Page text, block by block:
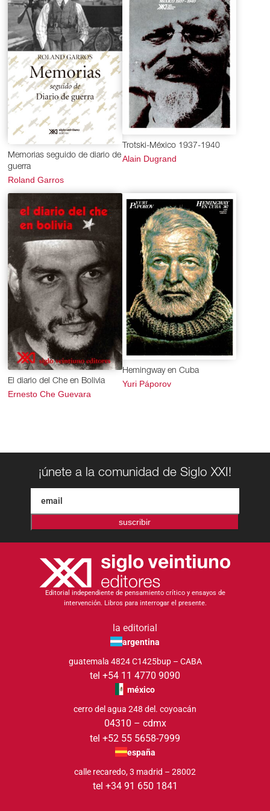
géneros de Cuento, Teatro, Ensayo, Prosa varia,
Traducción, Novela y Crónica. Además, presentamos
una cronología de su vida y una serie de imágenes para
ilustrar las diferentes etapas de Antonieta.
Tayde Acosta Gamas Septiembre 2018
Memorias seguido de diario de
guerra
Roland Garros
Trotski-México 1937-1940
Alain Dugrand
El diario del Che en Bolivia
Ernesto Che Guevara
Hemingway en Cuba
Yuri Páporov
¡únete a la comunidad de Siglo XXI!
suscribir
Editorial independiente de pensamiento crítico y ensayos de
intervención. Libros para interrogar el presente.
la editorial
argentina
guatemala 4824 C1425bup – CABA
tel +54 11 4770 9090
méxico
cerro del agua 248 del. coyoacán
04310 – cdmx
tel +52 55 5658-7999
españa
calle recaredo, 3 madrid – 28002
tel +34 91 650 1841